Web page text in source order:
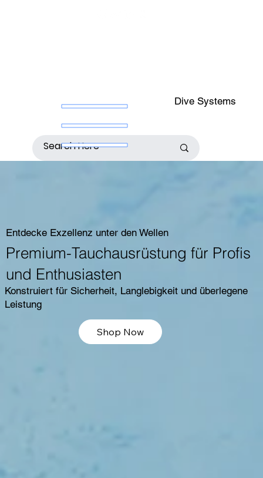
Dive Systems
Entdecke Exzellenz unter den Wellen
Premium-Tauchausrüstung für Profis
und Enthusiasten
Konstruiert für Sicherheit, Langlebigkeit und überlegene
Leistung
Shop Now